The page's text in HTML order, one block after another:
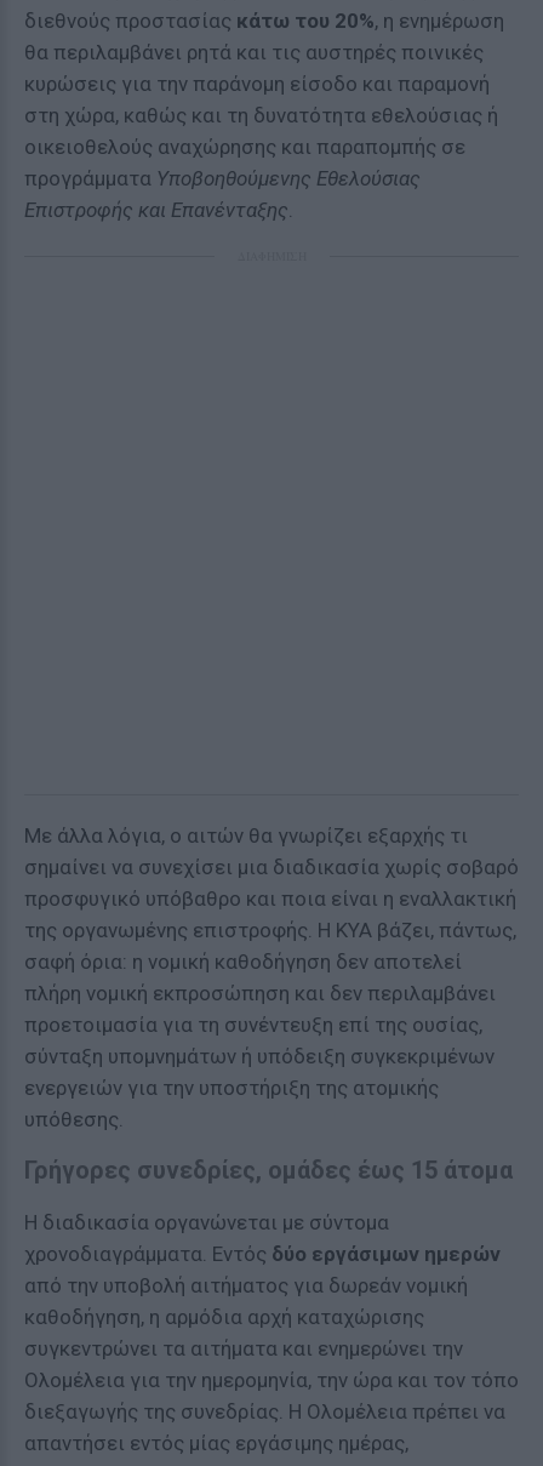
διεθνούς προστασίας κάτω του 20%, η ενημέρωση
θα περιλαμβάνει ρητά και τις αυστηρές ποινικές
κυρώσεις για την παράνομη είσοδο και παραμονή
στη χώρα, καθώς και τη δυνατότητα εθελούσιας ή
οικειοθελούς αναχώρησης και παραπομπής σε
προγράμματα Υποβοηθούμενης Εθελούσιας
Επιστροφής και Επανένταξης.
Με άλλα λόγια, ο αιτών θα γνωρίζει εξαρχής τι
σημαίνει να συνεχίσει μια διαδικασία χωρίς σοβαρό
προσφυγικό υπόβαθρο και ποια είναι η εναλλακτική
της οργανωμένης επιστροφής. Η ΚΥΑ βάζει, πάντως,
σαφή όρια: η νομική καθοδήγηση δεν αποτελεί
πλήρη νομική εκπροσώπηση και δεν περιλαμβάνει
προετοιμασία για τη συνέντευξη επί της ουσίας,
σύνταξη υπομνημάτων ή υπόδειξη συγκεκριμένων
ενεργειών για την υποστήριξη της ατομικής
υπόθεσης.
Γρήγορες συνεδρίες, ομάδες έως 15 άτομα
Η διαδικασία οργανώνεται με σύντομα
χρονοδιαγράμματα. Εντός δύο εργάσιμων ημερών
από την υποβολή αιτήματος για δωρεάν νομική
καθοδήγηση, η αρμόδια αρχή καταχώρισης
συγκεντρώνει τα αιτήματα και ενημερώνει την
Ολομέλεια για την ημερομηνία, την ώρα και τον τόπο
διεξαγωγής της συνεδρίας. Η Ολομέλεια πρέπει να
απαντήσει εντός μίας εργάσιμης ημέρας,